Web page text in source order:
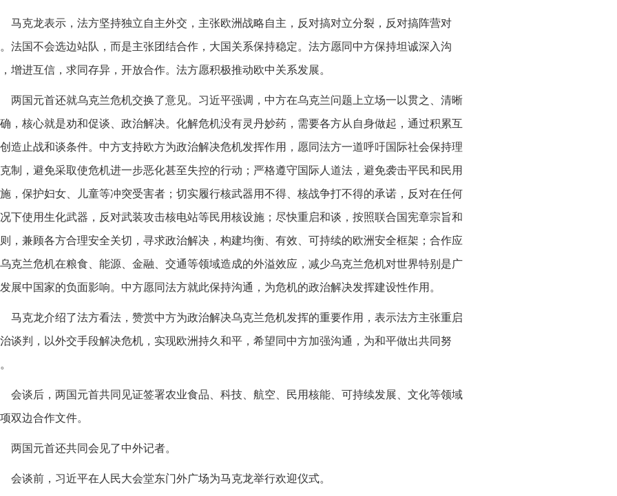
马克龙表示，法方坚持独立自主外交，主张欧洲战略自主，反对搞对立分裂，反对搞阵营对
法国不会选边站队，而是主张团结合作，大国关系保持稳定。法方愿同中方保持坦诚深入沟
增进互信，求同存异，开放合作。法方愿积极推动欧中关系发展。
两国元首还就乌克兰危机交换了意见。习近平强调，中方在乌克兰问题上立场一以贯之、清晰
，核心就是劝和促谈、政治解决。化解危机没有灵丹妙药，需要各方从自身做起，通过积累互
造止战和谈条件。中方支持欧方为政治解决危机发挥作用，愿同法方一道呼吁国际社会保持理
制，避免采取使危机进一步恶化甚至失控的行动；严格遵守国际人道法，避免袭击平民和民用
，保护妇女、儿童等冲突受害者；切实履行核武器用不得、核战争打不得的承诺，反对在任何
下使用生化武器，反对武装攻击核电站等民用核设施；尽快重启和谈，按照联合国宪章宗旨和
，兼顾各方合理安全关切，寻求政治解决，构建均衡、有效、可持续的欧洲安全框架；合作应
克兰危机在粮食、能源、金融、交通等领域造成的外溢效应，减少乌克兰危机对世界特别是广
展中国家的负面影响。中方愿同法方就此保持沟通，为危机的政治解决发挥建设性作用。
马克龙介绍了法方看法，赞赏中方为政治解决乌克兰危机发挥的重要作用，表示法方主张重启
谈判，以外交手段解决危机，实现欧洲持久和平，希望同中方加强沟通，为和平做出共同努
会谈后，两国元首共同见证签署农业食品、科技、航空、民用核能、可持续发展、文化等领域
双边合作文件。
两国元首还共同会见了中外记者。
会谈前，习近平在人民大会堂东门外广场为马克龙举行欢迎仪式。